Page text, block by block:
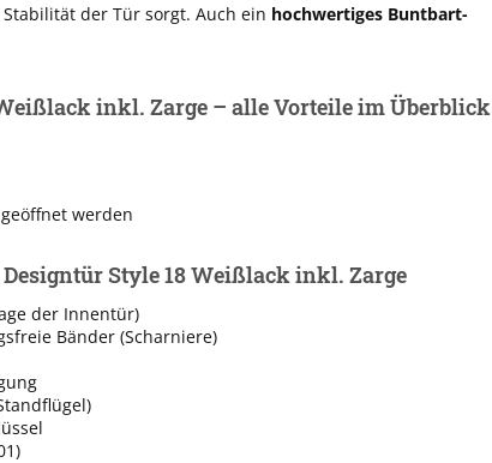
der Tür sorgt. Auch ein hochwertiges Buntbart-
inkl. Zarge – alle Vorteile im Überblick
werden
Style 18 Weißlack inkl. Zarge
der Innentür)
Bänder (Scharniere)